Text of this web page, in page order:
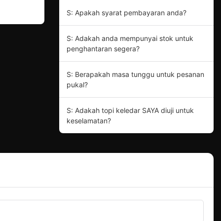
S: Apakah syarat pembayaran anda?
S: Adakah anda mempunyai stok untuk
penghantaran segera?
S: Berapakah masa tunggu untuk pesanan
pukal?
S: Adakah topi keledar SAYA diuji untuk
keselamatan?